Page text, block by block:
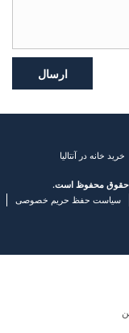
خرید خانه در آنتالیا
سیاست حفظ حریم خصوصی